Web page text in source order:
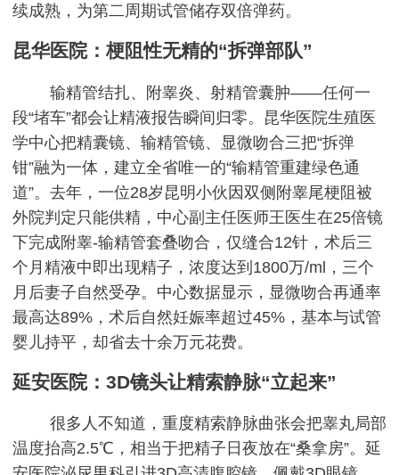
续成熟，为第二周期试管储存双倍弹药。
昆华医院：梗阻性无精的“拆弹部队”
输精管结扎、附睾炎、射精管囊肿——任何一
段“堵车”都会让精液报告瞬间归零。昆华医院生殖医
学中心把精囊镜、输精管镜、显微吻合三把“拆弹
钳”融为一体，建立全省唯一的“输精管重建绿色通
道”。去年，一位28岁昆明小伙因双侧附睾尾梗阻被
外院判定只能供精，中心副主任医师王医生在25倍镜
下完成附睾-输精管套叠吻合，仅缝合12针，术后三
个月精液中即出现精子，浓度达到1800万/ml，三个
月后妻子自然受孕。中心数据显示，显微吻合再通率
最高达89%，术后自然妊娠率超过45%，基本与试管
婴儿持平，却省去十余万元花费。
延安医院：3D镜头让精索静脉“立起来”
很多人不知道，重度精索静脉曲张会把睾丸局部
温度抬高2.5℃，相当于把精子日夜放在“桑拿房”。延